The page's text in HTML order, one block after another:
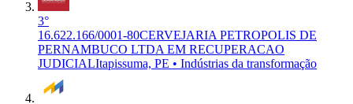
3°
16.622.166/0001-80CERVEJARIA PETROPOLIS DE
PERNAMBUCO LTDA EM RECUPERACAO
JUDICIALItapissuma, PE • Indústrias da transformação